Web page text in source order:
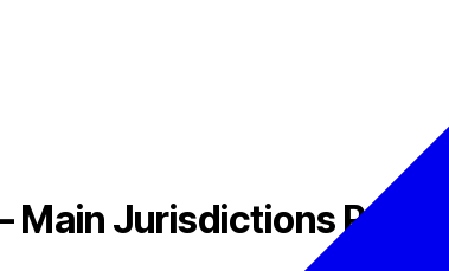
Jurisdictions Review